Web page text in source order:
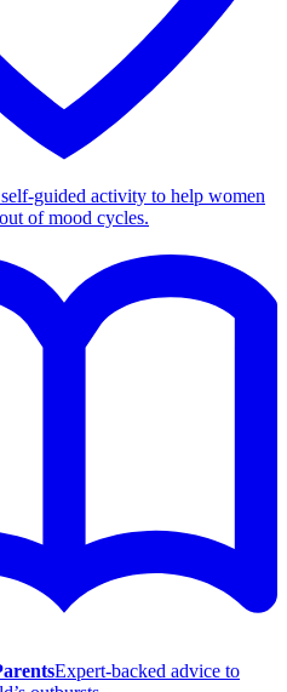
guided activity to help women
of mood cycles.
Expert-backed advice to